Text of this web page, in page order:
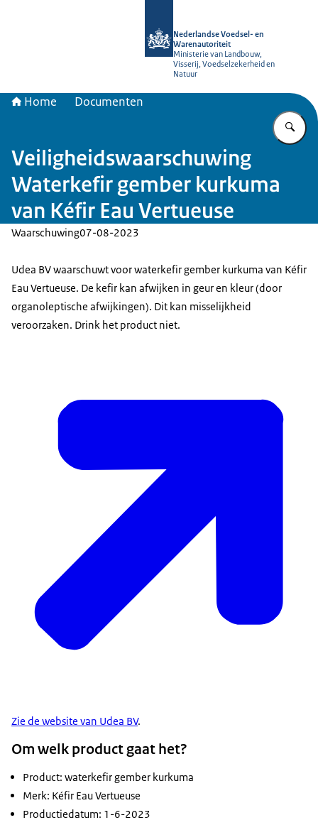
Nederlandse Voedsel- en
Warenautoriteit
Ministerie van Landbouw,
Visserij, Voedselzekerheid en
Natuur
Home Documenten
Veiligheidswaarschuwing
Waterkefir gember kurkuma
van Kéfir Eau Vertueuse
Waarschuwing07-08-2023
Udea BV waarschuwt voor waterkefir gember kurkuma van Kéfir
Eau Vertueuse. De kefir kan afwijken in geur en kleur (door
organoleptische afwijkingen). Dit kan misselijkheid
veroorzaken. Drink het product niet.
Zie de website van Udea BV.
Om welk product gaat het?
Product: waterkefir gember kurkuma
Merk: Kéfir Eau Vertueuse
Productiedatum: 1-6-2023